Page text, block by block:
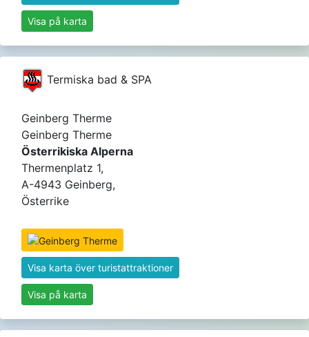
Visa på karta
Termiska bad & SPA
Geinberg Therme
Geinberg Therme
Österrikiska Alperna
Thermenplatz 1,
A-4943 Geinberg,
Österrike
Visa karta över turistattraktioner
Visa på karta